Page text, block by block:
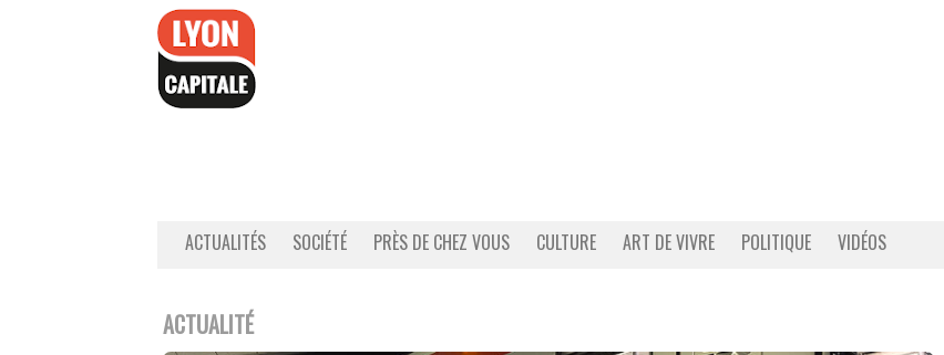
ACTUALITÉS SOCIÉTÉ PRÈS DE CHEZ VOUS CULTURE ART DE VIVRE POLITIQUE VIDÉOS
ACTUALITÉ